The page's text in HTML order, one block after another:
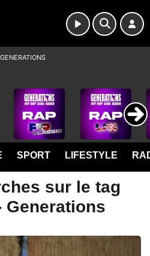
SPORT LIFESTYLE
sur le tag
Generations